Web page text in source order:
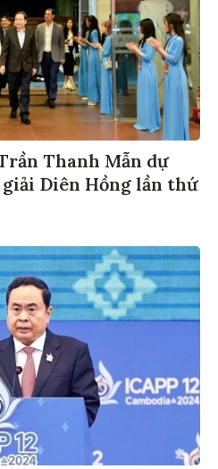
Thanh Mẫn dự
Diên Hồng lần thứ